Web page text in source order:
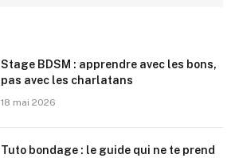
Stage BDSM : apprendre avec les bons,
pas avec les charlatans
18 mai 2026
Tuto bondage : le guide qui ne te prend